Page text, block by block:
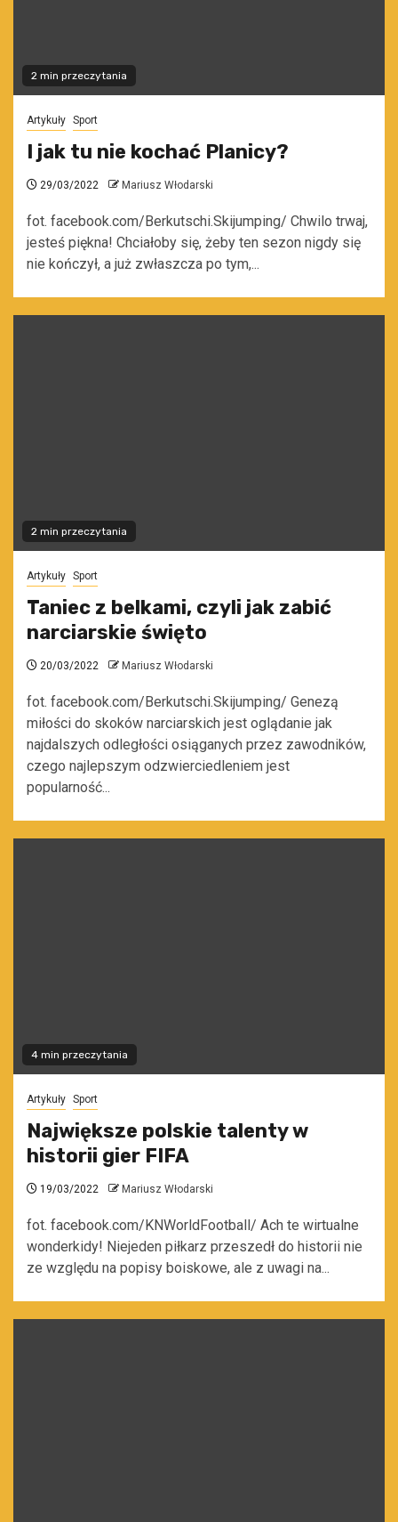
2 min przeczytania
Artykuły Sport
I jak tu nie kochać Planicy?
29/03/2022 Mariusz Włodarski
fot. facebook.com/Berkutschi.Skijumping/ Chwilo trwaj,
jesteś piękna! Chciałoby się, żeby ten sezon nigdy się
nie kończył, a już zwłaszcza po tym,...
2 min przeczytania
Artykuły Sport
Taniec z belkami, czyli jak zabić
narciarskie święto
20/03/2022 Mariusz Włodarski
fot. facebook.com/Berkutschi.Skijumping/ Genezą
miłości do skoków narciarskich jest oglądanie jak
najdalszych odległości osiąganych przez zawodników,
czego najlepszym odzwierciedleniem jest
popularność...
4 min przeczytania
Artykuły Sport
Największe polskie talenty w
historii gier FIFA
19/03/2022 Mariusz Włodarski
fot. facebook.com/KNWorldFootball/ Ach te wirtualne
wonderkidy! Niejeden piłkarz przeszedł do historii nie
ze względu na popisy boiskowe, ale z uwagi na...